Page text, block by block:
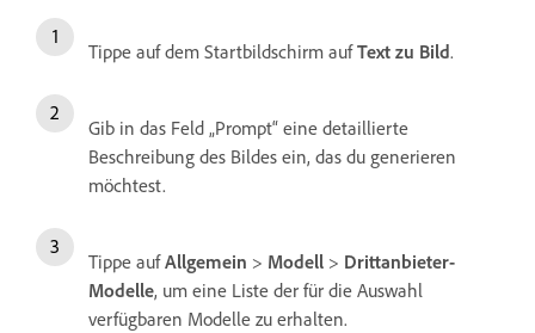
Tippe auf dem Startbildschirm aufText zu Bild.
Gib in das Feld „Prompt“ eine detaillierte
Beschreibung des Bildes ein, das du generieren
möchtest.
Tippe aufAllgemein > Modell > Drittanbieter-
Modelle, um eine Liste der für die Auswahl
verfügbaren Modelle zu erhalten.